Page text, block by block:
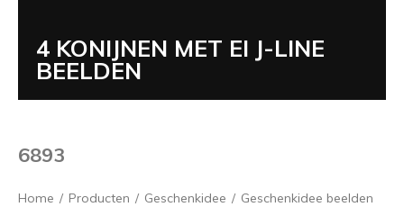
4 KONIJNEN MET EI J-LINE
BEELDEN
6893
Home / Producten / Geschenkidee / Geschenkidee beelden